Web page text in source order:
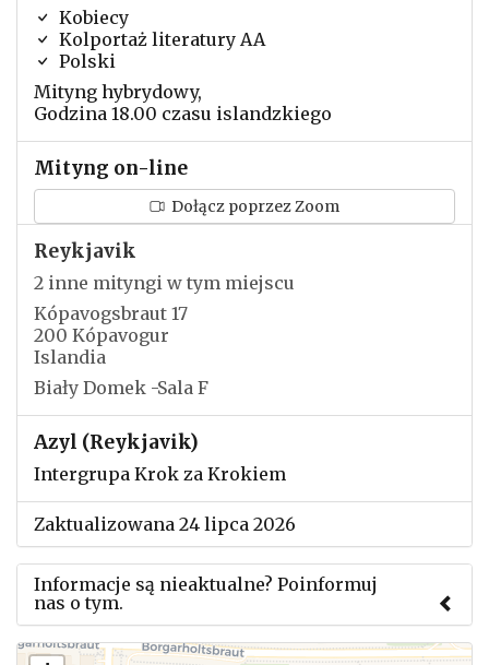
Kobiecy
Kolportaż literatury AA
Polski
Mityng hybrydowy,
Godzina 18.00 czasu islandzkiego
Mityng on-line
Dołącz poprzez Zoom
Reykjavik
2 inne mityngi w tym miejscu
Kópavogsbraut 17
200 Kópavogur
Islandia
Biały Domek -Sala F
Azyl (Reykjavik)
Intergrupa Krok za Krokiem
Zaktualizowana 24 lipca 2026
Informacje są nieaktualne? Poinformuj
nas o tym.
Użyj tego formularza aby przesłać informację o